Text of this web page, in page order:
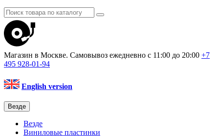
Магазин в Москве. Самовывоз ежедневно с 11:00 до 20:00 +7
495 928-01-94
English version
Везде
Везде
Виниловые пластинки